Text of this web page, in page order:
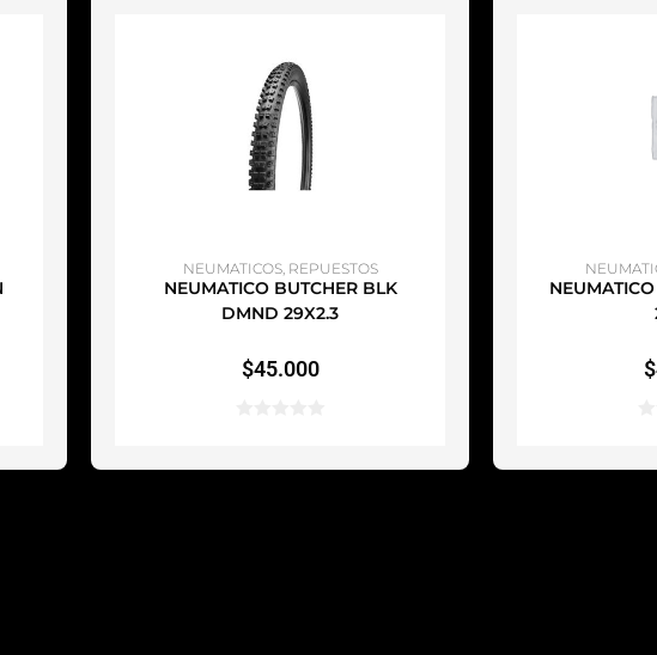
AÑADIR AL CARRITO
NEUMATICOS, REPUESTOS
NEUMATICO BUTCHER BLK
DMND 29X2.3
$45.000 $